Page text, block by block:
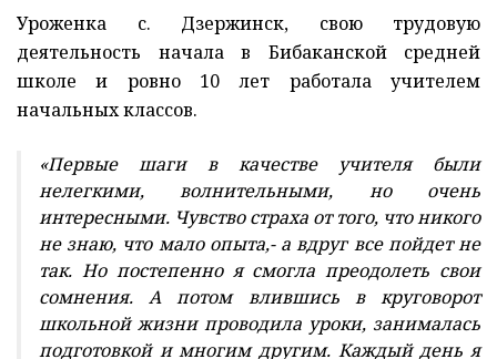
Уроженка с. Дзержинск, свою трудовую
деятельность начала в Бибаканской средней
школе и ровно 10 лет работала учителем
начальных классов.
«Первые шаги в качестве учителя были
нелегкими, волнительными, но очень
интересными. Чувство страха от того, что никого
не знаю, что мало опыта,- а вдруг все пойдет не
так. Но постепенно я смогла преодолеть свои
сомнения. А потом влившись в круговорот
школьной жизни проводила уроки, занималась
подготовкой и многим другим. Каждый день я